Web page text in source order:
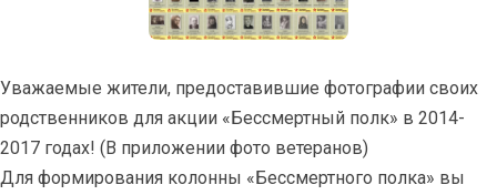
Уважаемые жители, предоставившие фотографии своих
родственников для акции «Бессмертный полк» в 2014-
2017 годах! (В приложении фото ветеранов)
Для формирования колонны «Бессмертного полка» вы